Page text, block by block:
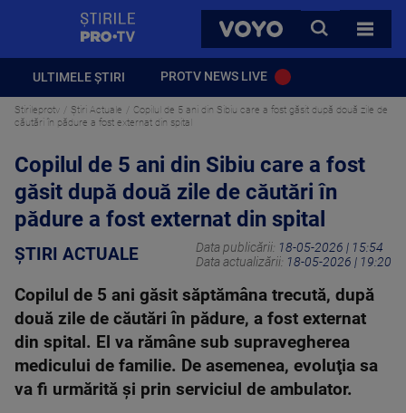
VOYO
CAUTA
TOATE
ULTIMELE ȘTIRI PROTV NEWS LIVE
Stirileprotv Știri Actuale
Copilul de 5 ani din Sibiu care a fost găsit după două zile de
căutări în pădure a fost externat din spital
Copilul de 5 ani din Sibiu care a fost
găsit după două zile de căutări în
pădure a fost externat din spital
ȘTIRI ACTUALE Data publicării: 18-05-2026 | 15:54
Data actualizării: 18-05-2026 | 19:20
Copilul de 5 ani găsit săptămâna trecută, după
două zile de căutări în pădure, a fost externat
din spital. El va rămâne sub supravegherea
medicului de familie. De asemenea, evoluţia sa
va fi urmărită şi prin serviciul de ambulator.